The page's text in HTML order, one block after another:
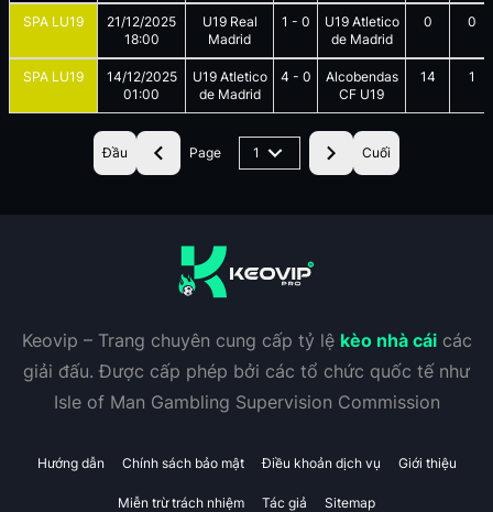
SPA LU19
21/12/2025
18:00
U19 Real
Madrid
1 - 0
U19 Atletico
de Madrid
0 0
SPA LU19
14/12/2025
01:00
U19 Atletico
de Madrid
4 - 0
Alcobendas
CF U19
14 1
Đầu Page 1 Cuối
Keovip – Trang chuyên cung cấp tỷ lệ kèo nhà cáicác
giải đấu. Được cấp phép bởi các tổ chức quốc tế như
Isle of Man Gambling Supervision Commission
Hướng dẫn Chính sách bảo mật Điều khoản dịch vụ Giới thiệu
Miễn trừ trách nhiệm Tác giả Sitemap